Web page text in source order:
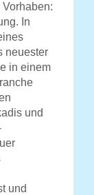
In
neuester
in einem
und
und